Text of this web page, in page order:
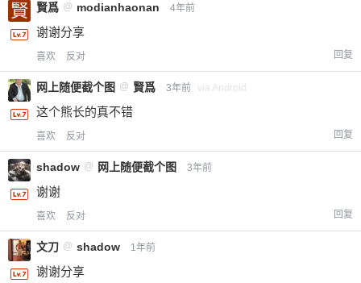
賢爲 @ modianhaonan 4年前
谢谢分享
喜欢 反对 回复
网上随便截个图 @ 賢爲 3年前 via Android
这个熊长的真不错
喜欢 反对 回复
shadow @ 网上随便截个图 3年前
谢谢
喜欢 反对 回复
文刀 @ shadow 1年前
谢谢分享